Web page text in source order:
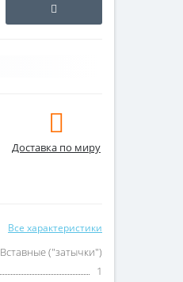
Доставка по миру
Все характеристики
Вставные ("затычки")
1